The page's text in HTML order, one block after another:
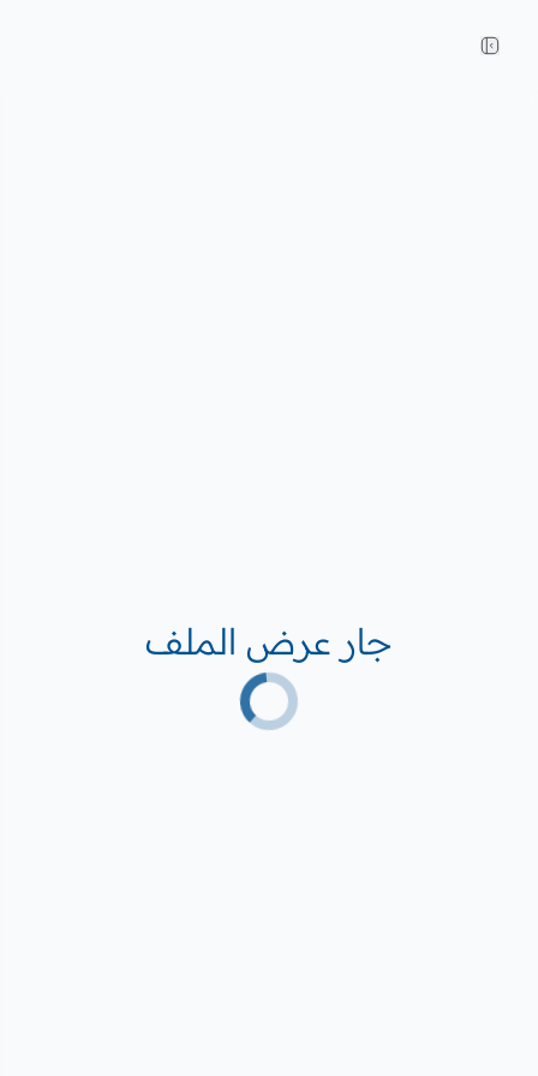
جار عرض الملف